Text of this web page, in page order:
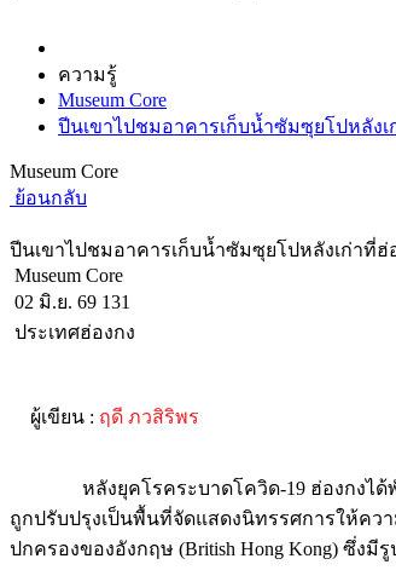
ความรู้
Museum Core
ปีนเขาไปชมอาคารเก็บน้ำซัมซุยโปหลังเ
Museum Core
ย้อนกลับ
ปีนเขาไปชมอาคารเก็บน้ำซัมซุยโปหลังเก่าที่ฮ่
Museum Core
02 มิ.ย. 69 131
ประเทศฮ่องกง
ผู้เขียน : ฤดี ภวสิริพร
หลังยุคโรคระบาดโควิด-19 ฮ่องกงได้พัฒน
ถูกปรับปรุงเป็นพื้นที่จัดแสดงนิทรรศการให้ควา
ปกครองของอังกฤษ (British Hong Kong) ซึ่ง